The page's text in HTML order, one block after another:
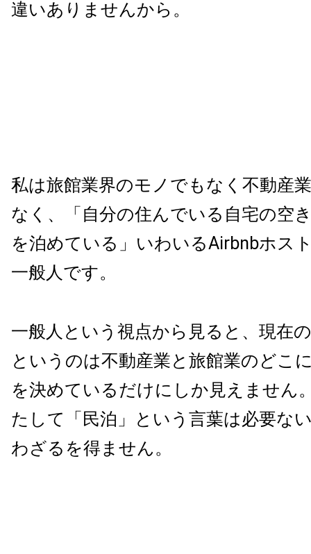
違いありませんから。
私は旅館業界のモノでもなく不動産
なく、「自分の住んでいる自宅の空
を泊めている」いわいるAirbnbホス
一般人です。
一般人という視点から見ると、現在
というのは不動産業と旅館業のどこ
を決めているだけにしか見えません
たして「民泊」という言葉は必要な
わざるを得ません。